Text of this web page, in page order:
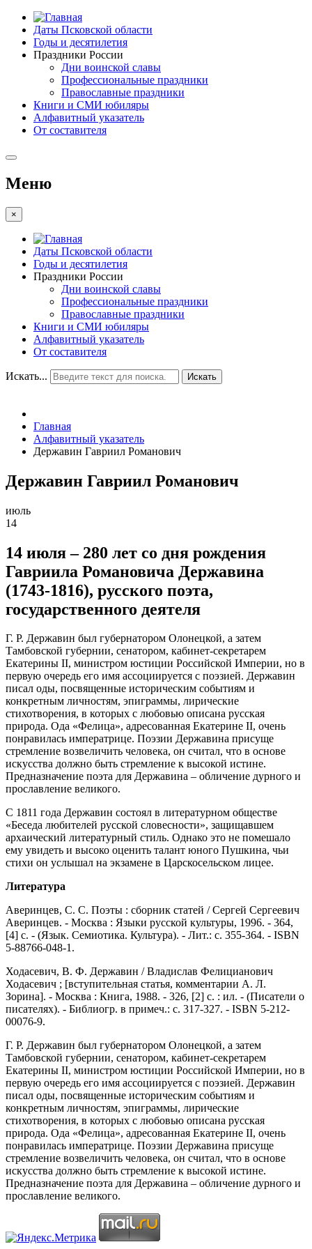
Даты Псковской области
Годы и десятилетия
Праздники России
Дни воинской славы
Профессиональные праздники
Православные праздники
Книги и СМИ юбиляры
Алфавитный указатель
От составителя
Меню
×
Даты Псковской области
Годы и десятилетия
Праздники России
Дни воинской славы
Профессиональные праздники
Православные праздники
Книги и СМИ юбиляры
Алфавитный указатель
От составителя
Искать... Искать
Главная
Алфавитный указатель
Державин Гавриил Романович
Державин Гавриил Романович
июль
14
14 июля – 280 лет со дня рождения
Гавриила Романовича Державина
(1743-1816), русского поэта,
государственного деятеля
Г. Р. Державин был губернатором Олонецкой, а затем
Тамбовской губернии, сенатором, кабинет-секретарем
Екатерины II, министром юстиции Российской Империи, но в
первую очередь его имя ассоциируется с поэзией. Державин
писал оды, посвященные историческим событиям и
конкретным личностям, эпиграммы, лирические
стихотворения, в которых с любовью описана русская
природа. Ода «Фелица», адресованная Екатерине II, очень
понравилась императрице. Поэзии Державина присуще
стремление возвеличить человека, он считал, что в основе
искусства должно быть стремление к высокой истине.
Предназначение поэта для Державина – обличение дурного и
прославление великого.
С 1811 года Державин состоял в литературном обществе
«Беседа любителей русской словесности», защищавшем
архаический литературный стиль. Однако это не помешало
ему увидеть и высоко оценить талант юного Пушкина, чьи
стихи он услышал на экзамене в Царскосельском лицее.
Литература
Аверинцев, С. С. Поэты : сборник статей / Сергей Сергеевич
Аверинцев. - Москва : Языки русской культуры, 1996. - 364,
[4] с. - (Язык. Семиотика. Культура). - Лит.: с. 355-364. - ISBN
5-88766-048-1.
Ходасевич, В. Ф. Державин / Владислав Фелицианович
Ходасевич ; [вступительная статья, комментарии А. Л.
Зорина]. - Москва : Книга, 1988. - 326, [2] с. : ил. - (Писатели о
писателях). - Библиогр. в примеч.: с. 317-327. - ISBN 5-212-
00076-9.
Г. Р. Державин был губернатором Олонецкой, а затем
Тамбовской губернии, сенатором, кабинет-секретарем
Екатерины II, министром юстиции Российской Империи, но в
первую очередь его имя ассоциируется с поэзией. Державин
писал оды, посвященные историческим событиям и
конкретным личностям, эпиграммы, лирические
стихотворения, в которых с любовью описана русская
природа. Ода «Фелица», адресованная Екатерине II, очень
понравилась императрице. Поэзии Державина присуще
стремление возвеличить человека, он считал, что в основе
искусства должно быть стремление к высокой истине.
Предназначение поэта для Державина – обличение дурного и
прославление великого.